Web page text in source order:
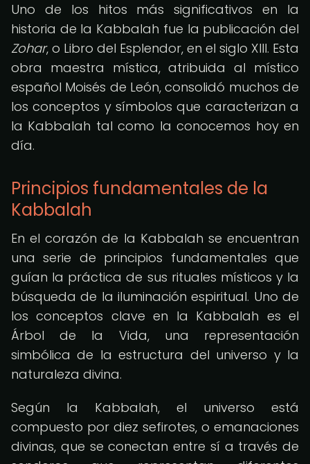
Uno de los hitos más significativos en la
historia de la Kabbalah fue la publicación del
Zohar, o Libro del Esplendor, en el siglo XIII. Esta
obra maestra mística, atribuida al místico
español Moisés de León, consolidó muchos de
los conceptos y símbolos que caracterizan a
la Kabbalah tal como la conocemos hoy en
día.
Principios fundamentales de la
Kabbalah
En el corazón de la Kabbalah se encuentran
una serie de principios fundamentales que
guían la práctica de sus rituales místicos y la
búsqueda de la iluminación espiritual. Uno de
los conceptos clave en la Kabbalah es el
Árbol de la Vida, una representación
simbólica de la estructura del universo y la
naturaleza divina.
Según la Kabbalah, el universo está
compuesto por diez sefirotes, o emanaciones
divinas, que se conectan entre sí a través de